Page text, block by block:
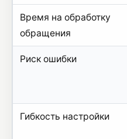
Время на обработку
обращения
Риск ошибки
Гибкость настройки